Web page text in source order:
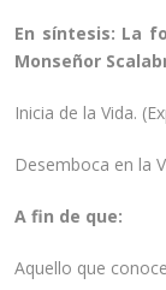
En síntesis: La
Monseñor
Inicia de la Vida.
Desemboca en la
A fin de que:
Aquello que